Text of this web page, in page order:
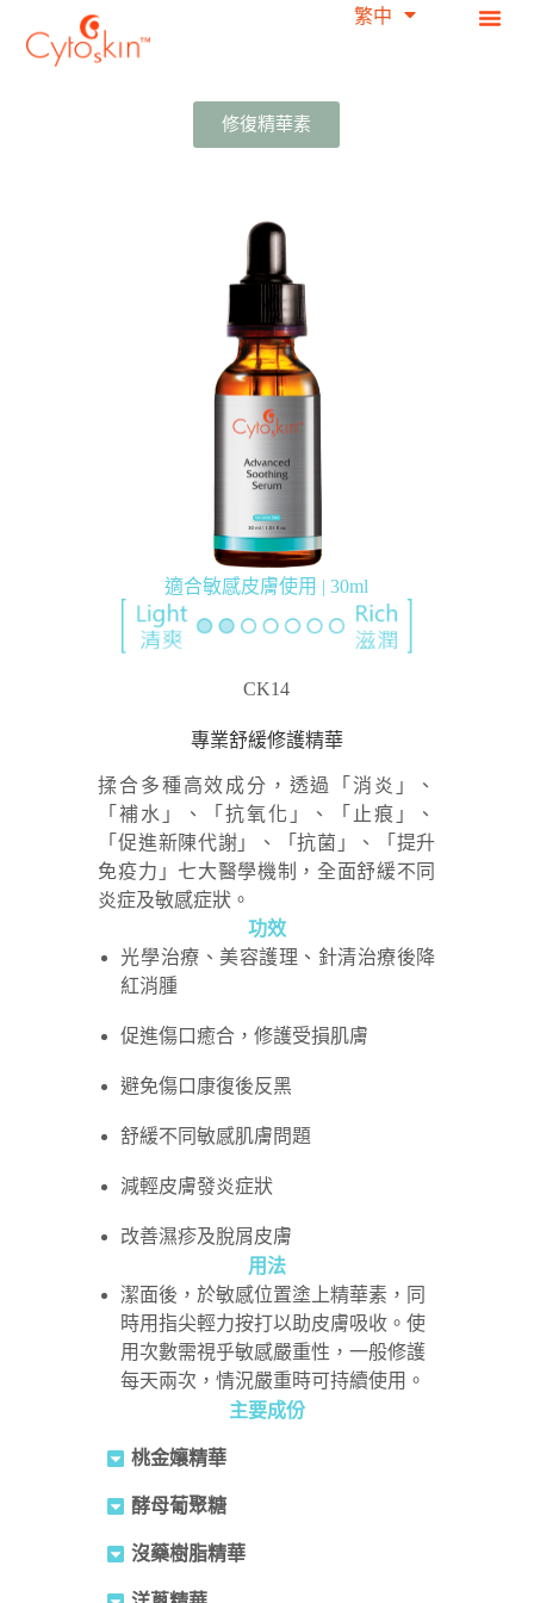
跳
至
繁中
简中
修復精華素
適合敏感皮膚使用 | 30ml
CK14
專業舒緩修護精華
揉合多種高效成分，透過「消炎」、
「補水」、「抗氧化」、「止痕」、
「促進新陳代謝」、「抗菌」、「提升
免疫力」七大醫學機制，全面舒緩不同
炎症及敏感症狀。
功效
光學治療、美容護理、針清治療後降
紅消腫
促進傷口癒合，修護受損肌膚
避免傷口康復後反黑
舒緩不同敏感肌膚問題
減輕皮膚發炎症狀
改善濕疹及脫屑皮膚
用法
潔面後，於敏感位置塗上精華素，同
時用指尖輕力按打以助皮膚吸收。使
用次數需視乎敏感嚴重性，一般修護
每天兩次，情況嚴重時可持續使用。
主要成份
桃金孃精華
酵母葡聚糖
沒藥樹脂精華